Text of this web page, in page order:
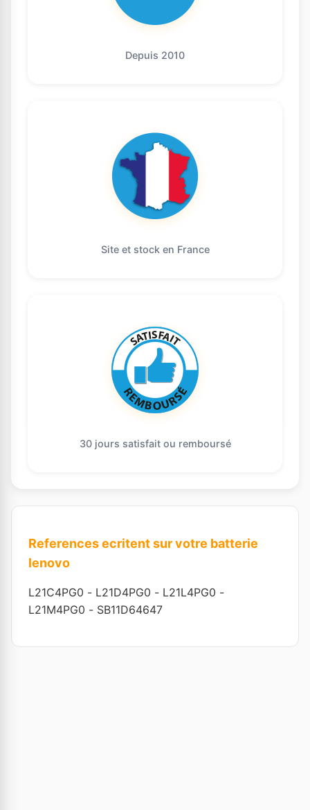
Depuis 2010
Site et stock en France
30 jours satisfait ou remboursé
References ecritent sur votre batterie
lenovo
L21C4PG0 - L21D4PG0 - L21L4PG0 -
L21M4PG0 - SB11D64647